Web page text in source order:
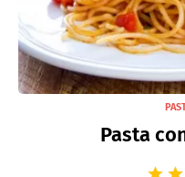
Pasta